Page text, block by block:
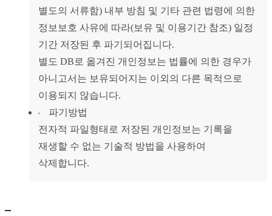
별도의 서류함) 내부 방침 및 기타 관련 법령에 의한
정보보호 사유에 따라(보유 및 이용기간 참조) 일정
기간 저장된 후 파기되어집니다.
별도 DB로 옮겨진 개인정보는 법률에 의한 경우가
아니고서는 보유되어지는 이외의 다른 목적으로
이용되지 않습니다.
파기방법
전자적 파일형태로 저장된 개인정보는 기록을
재생할 수 없는 기술적 방법을 사용하여
삭제합니다.